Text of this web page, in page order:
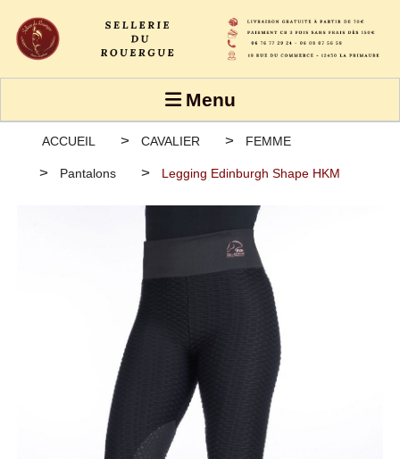
Menu
ACCUEIL CAVALIER FEMME
Pantalons Legging Edinburgh Shape HKM